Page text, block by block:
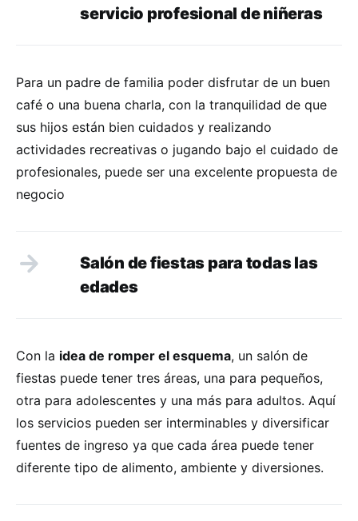
servicio profesional de niñeras
Para un padre de familia poder disfrutar de un buen
café o una buena charla, con la tranquilidad de que
sus hijos están bien cuidados y realizando
actividades recreativas o jugando bajo el cuidado de
profesionales, puede ser una excelente propuesta de
negocio
Salón de fiestas para todas las
edades
Con la idea de romper el esquema, un salón de
fiestas puede tener tres áreas, una para pequeños,
otra para adolescentes y una más para adultos. Aquí
los servicios pueden ser interminables y diversificar
fuentes de ingreso ya que cada área puede tener
diferente tipo de alimento, ambiente y diversiones.